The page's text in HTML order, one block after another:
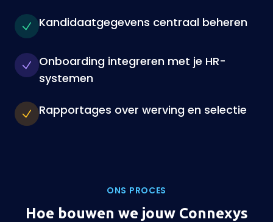
Kandidaatgegevens centraal beheren
Onboarding integreren met je HR-
systemen
Rapportages over werving en selectie
ONS PROCES
Hoe bouwen we jouw Connexys